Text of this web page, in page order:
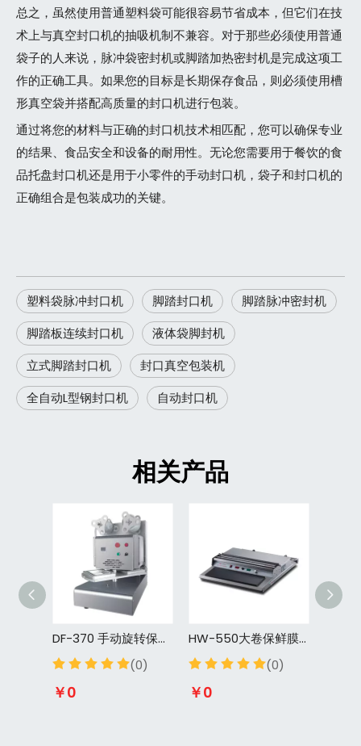
总之，虽然使用普通塑料袋可能很容易节省成本，但它们在技
术上与真空封口机的抽吸机制不兼容。对于那些必须使用普通
袋子的人来说，脉冲袋密封机或脚踏加热密封机是完成这项工
作的正确工具。如果您的目标是长期保存食品，则必须使用槽
形真空袋并搭配高质量的封口机进行包装。
通过将您的材料与正确的封口机技术相匹配，您可以确保专业
的结果、食品安全和设备的耐用性。无论您需要用于餐饮的食
品托盘封口机还是用于小零件的手动封口机，袋子和封口机的
正确组合是包装成功的关键。
塑料袋脉冲封口机 脚踏封口机
脚踏脉冲密封机
脚踏板连续封口机
液体袋脚封机
立式脚踏封口机
封口真空包装机
全自动L型钢封口机
自动封口机
相关产品
DF-370 手动旋转保鲜封盒机商用 外卖餐盒连续封膜机 熟食锁鲜包装设备
(0)
￥0
HW-550大卷保鲜膜封膜机 商用加厚抗压型 超市水果蔬菜/熟食托盘封口打包一体机
(0)
￥0